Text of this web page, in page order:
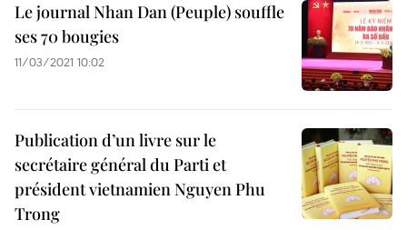
Le journal Nhan Dan (Peuple) souffle
ses 70 bougies
11/03/2021 10:02
Publication d’un livre sur le
secrétaire général du Parti et
président vietnamien Nguyen Phu
Trong